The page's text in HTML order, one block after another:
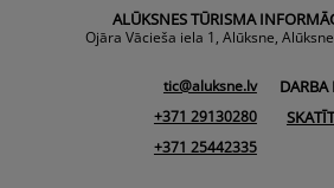
ALŪKSNES TŪRISMA
Ojāra Vācieša iela 1, Alūksne,
tic@aluksne.lv
+371 29130280
+371 25442335
DARBA